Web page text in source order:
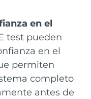
en el
test pueden
en el
permiten
completo
antes de